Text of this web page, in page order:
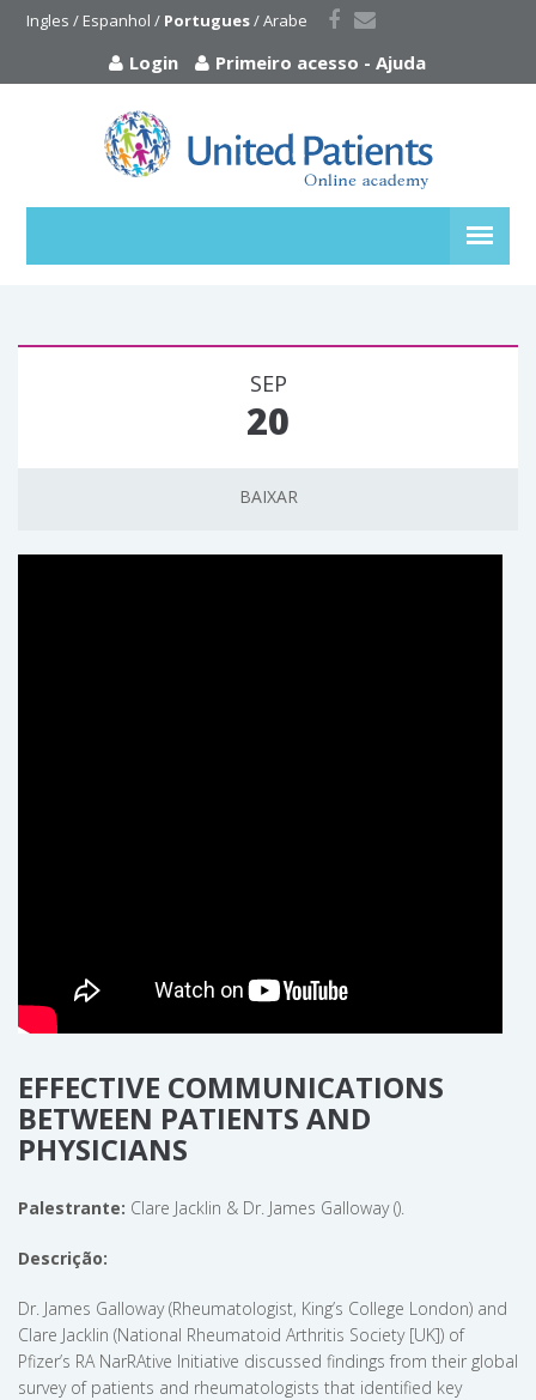
Ingles / Espanhol / Portugues / Arabe
Login Primeiro acesso -Ajuda
SEP
20
BAIXAR
EFFECTIVE COMMUNICATIONS
BETWEEN PATIENTS AND
PHYSICIANS
Palestrante: Clare Jacklin & Dr. James Galloway ().
Descrição:
Dr. James Galloway (Rheumatologist, King’s College London) and
Clare Jacklin (National Rheumatoid Arthritis Society [UK]) of
Pfizer’s RA NarRAtive Initiative discussed findings from their global
survey of patients and rheumatologists that identified key